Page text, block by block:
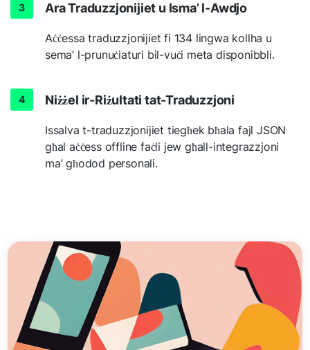
Ara Traduzzjonijiet u Isma’ l-Awdjo
Aċċessa traduzzjonijiet fi 134 lingwa kollha u
sema’ l-prunuċiaturi bil-vuċi meta disponibbli.
Niżżel ir-Riżultati tat-Traduzzjoni
Issalva t-traduzzjonijiet tiegħek bħala fajl JSON
għal aċċess offline faċli jew għall-integrazzjoni
ma’ għodod personali.